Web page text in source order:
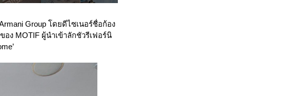
Group โดยดีไซเนอร์ชื่อก้อง
อง MOTIF ผู้นำเข้าลักชัวรีเฟอร์นิ